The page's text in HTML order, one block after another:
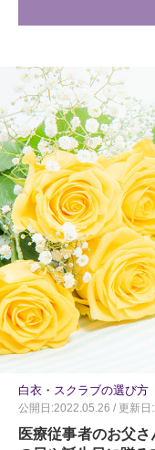
白衣・スクラブの選び方
公開日:2022.05.26 / 更新日
医療従事者のお父